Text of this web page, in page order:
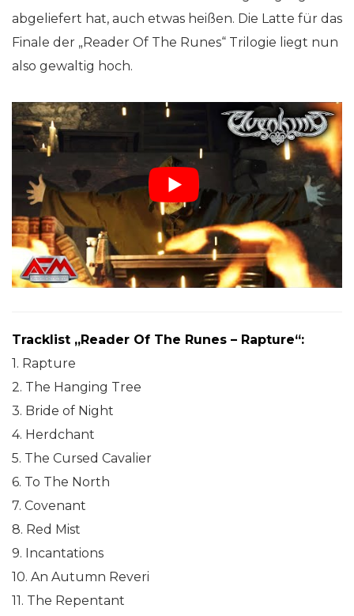
abgeliefert hat, auch etwas heißen. Die Latte für das
Finale der „Reader Of The Runes“ Trilogie liegt nun
also gewaltig hoch.
Tracklist „Reader Of The Runes – Rapture“:
1. Rapture
2. The Hanging Tree
3. Bride of Night
4. Herdchant
5. The Cursed Cavalier
6. To The North
7. Covenant
8. Red Mist
9. Incantations
10. An Autumn Reveri
11. The Repentant